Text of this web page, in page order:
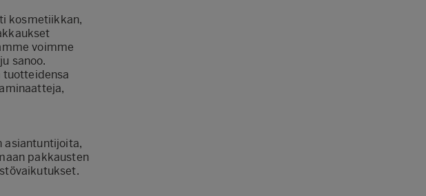
kosmetiikkan,
voimme
sanoo.
tuotteidensa
asiantuntijoita,
pakkausten